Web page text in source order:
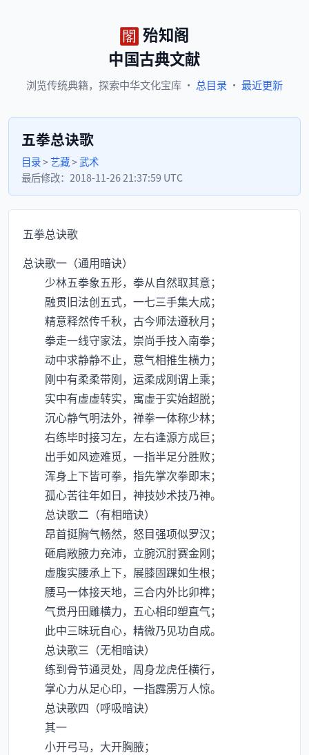
殆知阁
中国古典文献
浏览传统典籍， 探索中华文化宝库 · 总目录 · 最近更新
五拳总诀歌
目录>艺藏>武术
最后修改： 2018-11-26 21:37:59 UTC
五拳总诀歌
总诀歌一（通用暗诀）
少林五拳象五形，拳从自然取其意；
融贯旧法创五式，一七三手集大成；
精意释然传千秋，古今师法遵秋月；
拳走一线守家法，崇尚手技入南拳；
动中求静静不止，意气相推生横力；
刚中有柔柔带刚，运柔成刚谓上乘；
实中有虚虚转实，寓虚于实始超脱；
沉心静气明法外，禅拳一体称少林；
右练毕时接习左，左右逢源方成巨；
出手如风迹难觅，一指半足分胜败；
浑身上下皆可拳，指先掌次拳即末；
孤心苦往年如日，神技妙术技乃神。
总诀歌二（有相暗诀）
昂首挺胸气畅然，怒目强项似罗汉；
砸肩敞腋力充沛，立腕沉肘赛金刚；
虚腹实腰承上下，展膝固踝如生根；
腰马一体接天地，三合内外比卯榫；
气贯丹田雕横力，五心相印塑直气；
此中三昧玩自心，精微乃见功自成。
总诀歌三（无相暗诀）
练到骨节通灵处，周身龙虎任横行，
掌心力从足心印，一指霹雳万人惊。
总诀歌四（呼吸暗诀）
其一
小开弓马，大开胸腋；